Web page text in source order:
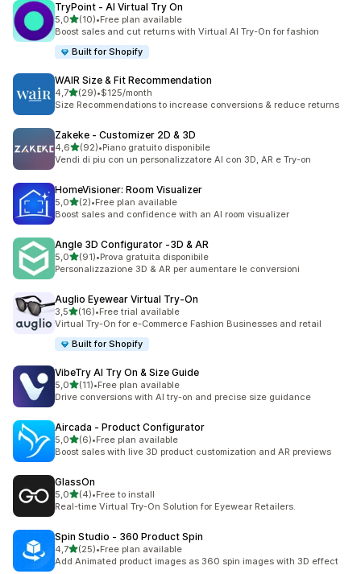
TryPoint ‑ AI Virtual Try On
5,0stelle su 5
(10)
10 recensioni totali
•Free plan available
Boost sales and cut returns with Virtual AI Try-On for fashion
Built for Shopify
WAIR Size & Fit Recommendation
4,7stelle su 5
(29)
29 recensioni totali
•$125/month
Size Recommendations to increase conversions & reduce returns
Zakeke ‑ Customizer 2D & 3D
4,6stelle su 5
(92)
92 recensioni totali
•Piano gratuito disponibile
Vendi di piu con un personalizzatore AI con 3D, AR e Try-on
HomeVisioner: Room Visualizer
5,0stelle su 5
(2)
2 recensioni totali
•Free plan available
Boost sales and confidence with an AI room visualizer
Angle 3D Configurator ‑3D & AR
5,0stelle su 5
(91)
91 recensioni totali
•Prova gratuita disponibile
Personalizzazione 3D & AR per aumentare le conversioni
Auglio Eyewear Virtual Try‑On
3,5stelle su 5
(16)
16 recensioni totali
•Free trial available
Virtual Try-On for e-Commerce Fashion Businesses and retail
Built for Shopify
VibeTry AI Try On & Size Guide
5,0stelle su 5
(11)
11 recensioni totali
•Free plan available
Drive conversions with AI try-on and precise size guidance
Aircada ‑ Product Configurator
5,0stelle su 5
(6)
6 recensioni totali
•Free plan available
Boost sales with live 3D product customization and AR previews
GlassOn
5,0stelle su 5
(4)
4 recensioni totali
•Free to install
Real-time Virtual Try-On Solution for Eyewear Retailers.
Spin Studio ‑ 360 Product Spin
4,7stelle su 5
(25)
25 recensioni totali
•Free plan available
Add Animated product images as 360 spin images with 3D effect